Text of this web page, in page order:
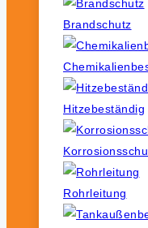
Brandschutz
Hitzebeständig
Rohrleitung